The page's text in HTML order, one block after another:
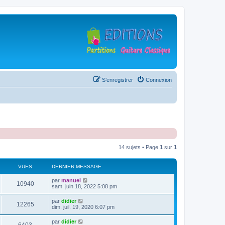
Connexion
S’enregistrer
14 sujets • Page 1 sur 1
VUES DERNIER MESSAGE
10940V
u
D
e
i
e
r
m
par manuel
sam. juin 18, 2022 5:08 pm
12265V
u
D
e
par didier
dim. juil. 19, 2020 6:07 pm
D
par didier